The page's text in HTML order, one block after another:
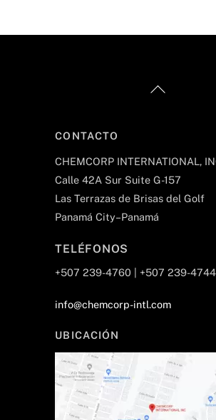
Back
CONTACTO
CHEMCORP INTERNATIONAL,
Calle 42A Sur Suite G-157
Las Terrazas de Brisas del Golf
Panamá City–Panamá
TELÉFONOS
+507 239-4760 | +507 239-
info@chemcorp-intl.com
UBICACIÓN